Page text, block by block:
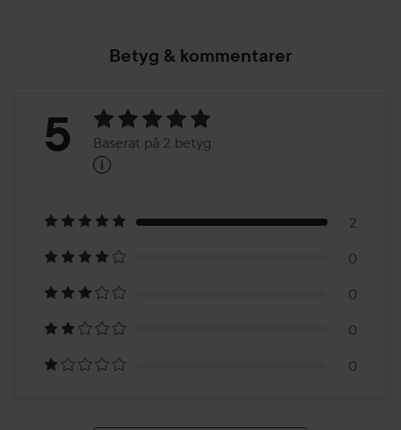
Betyg & kommentarer
Betyg:
Baserat
på
2
betyg
5 Baserat på 2 betyg
i
2
0
0
0
0